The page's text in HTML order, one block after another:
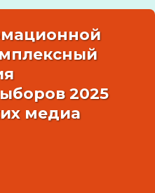
2025
медиа